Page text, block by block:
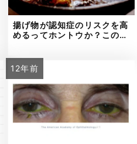
揚げ物が認知症のリスクを高
めるってホントウか？この…
12年前